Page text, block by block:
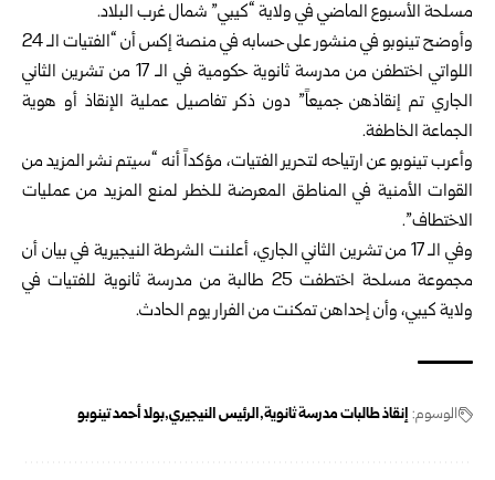
مسلحة الأسبوع الماضي في ولاية “كيبي” شمال غرب البلاد.
وأوضح تينوبو في منشور على حسابه في منصة إكس أن “الفتيات الـ 24
اللواتي اختطفن من مدرسة ثانوية حكومية في الـ 17 من تشرين الثاني
الجاري تم إنقاذهن جميعاً” دون ذكر تفاصيل عملية الإنقاذ أو هوية
الجماعة الخاطفة.
وأعرب تينوبو عن ارتياحه لتحرير الفتيات، مؤكداً أنه “سيتم نشر المزيد من
القوات الأمنية في المناطق المعرضة للخطر لمنع المزيد من عمليات
الاختطاف”.
وفي الـ 17 من تشرين الثاني الجاري، أعلنت الشرطة النيجيرية في بيان أن
مجموعة مسلحة اختطفت 25 طالبة من مدرسة ثانوية للفتيات في
ولاية كيبي، وأن إحداهن تمكنت من الفرار يوم الحادث.
الوسوم: إنقاذ طالبات مدرسة ثانوية الرئيس النيجيري بولا أحمد تينوبو